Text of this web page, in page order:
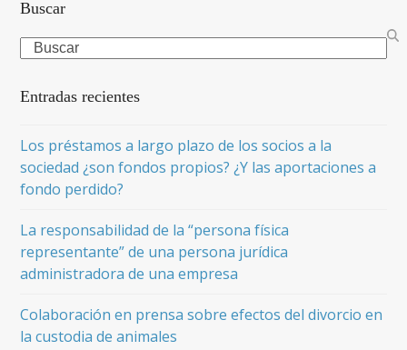
Buscar
Search
Entradas recientes
Los préstamos a largo plazo de los socios a la
sociedad ¿son fondos propios? ¿Y las aportaciones a
fondo perdido?
La responsabilidad de la “persona física
representante” de una persona jurídica
administradora de una empresa
Colaboración en prensa sobre efectos del divorcio en
la custodia de animales